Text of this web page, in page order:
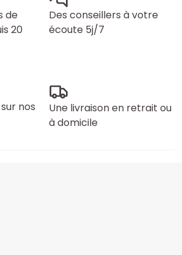
de
20
Des conseillers à votre
écoute 5j/7
nos
Une livraison en retrait ou
à domicile